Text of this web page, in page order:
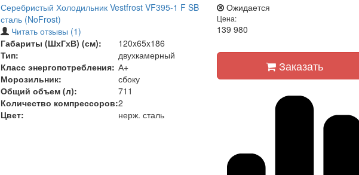
Серебристый Холодильник Vestfrost VF395-1 F SB
сталь (NoFrost)
Читать отзывы (1)
Габариты (ШхГхВ) (см):
120x65x186
Тип:
двухкамерный
Класс энергопотребления: А+
Морозильник:
сбоку
Общий объем (л):
711
Количество компрессоров:2
Цвет:
нерж. сталь
Ожидается
Цена:
139 980
Заказать